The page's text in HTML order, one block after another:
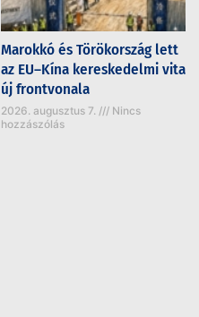
Marokkó és Törökország lett
az EU–Kína kereskedelmi vita
új frontvonala
2026. augusztus 7.
Nincs
hozzászólás